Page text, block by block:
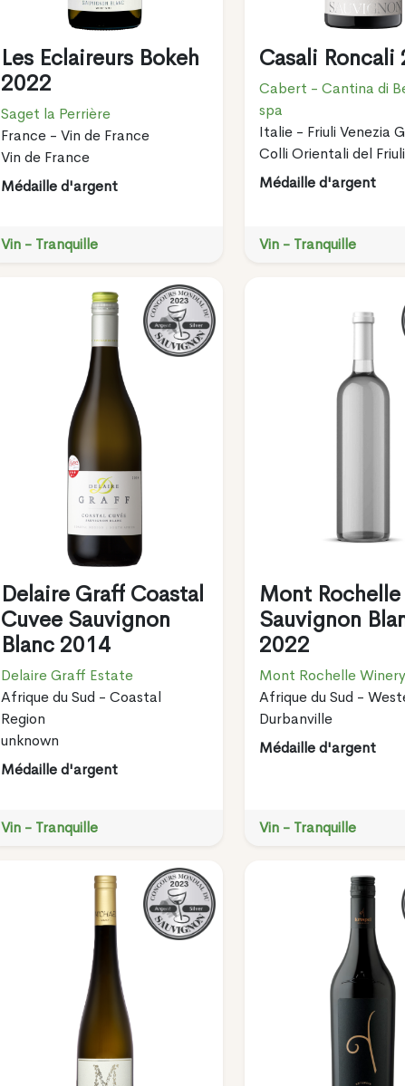
Les Eclaireurs Bokeh
2022
Saget la Perrière
France - Vin de France
Vin de France
Médaille d'argent
Vin - Tranquille
Casali Roncali
Cabert - Cantina di
spa
Italie - Friuli Venezia
Colli Orientali del
Médaille d'argent
Vin - Tranquille
Delaire Graff Coastal
Cuvee Sauvignon
Blanc 2014
Delaire Graff Estate
Afrique du Sud - Coastal
Region
unknown
Médaille d'argent
Vin - Tranquille
Mont Rochelle
Sauvignon
2022
Mont Rochelle
Afrique du Sud -
Durbanville
Médaille d'argent
Vin - Tranquille